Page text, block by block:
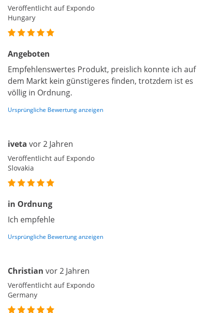
Veröffentlicht auf Expondo
Hungary
Angeboten
Empfehlenswertes Produkt, preislich konnte ich auf
dem Markt kein günstigeres finden, trotzdem ist es
völlig in Ordnung.
Ursprüngliche Bewertung anzeigen
iveta vor 2 Jahren
Veröffentlicht auf Expondo
Slovakia
in Ordnung
Ich empfehle
Ursprüngliche Bewertung anzeigen
Christian vor 2 Jahren
Veröffentlicht auf Expondo
Germany